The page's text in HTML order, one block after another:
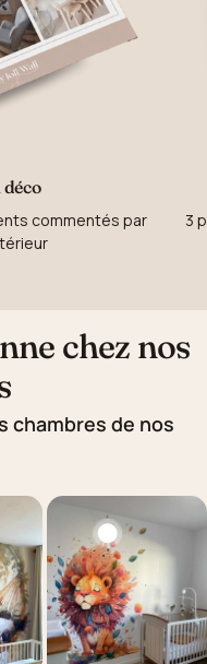
commentés par
3
chez nos
chambres de nos